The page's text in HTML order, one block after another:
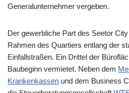
Generalunternehmer vergeben.
Der gewerbliche Part des Seetor
Rahmen des Quartiers entlang der
Einfallstraßen. Ein Drittel der
Baubeginn vermietet. Neben dem
Krankenkassen und dem Business